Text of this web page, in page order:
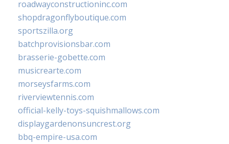
roadwayconstructioninc.com
shopdragonflyboutique.com
sportszilla.org
batchprovisionsbar.com
brasserie-gobette.com
musicrearte.com
morseysfarms.com
riverviewtennis.com
official-kelly-toys-squishmallows.com
displaygardenonsuncrest.org
bbq-empire-usa.com